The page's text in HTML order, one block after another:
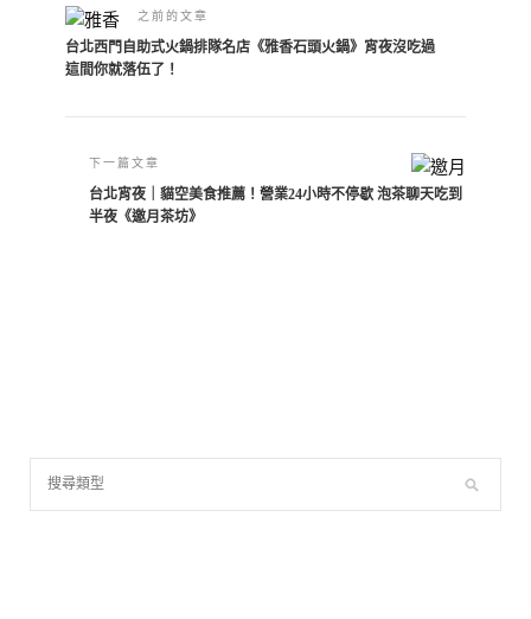
之前的文章
台北西門自助式火鍋排隊名店《雅香石頭火鍋》宵夜沒吃過
這間你就落伍了！
下一篇文章
台北宵夜｜貓空美食推薦！營業24小時不停歇 泡茶聊天吃到
半夜《邀月茶坊》